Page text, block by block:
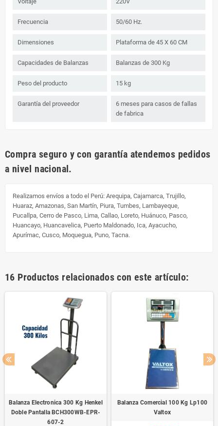
Frecuencia 50/60 Hz.
Dimensiones Plataforma de 45 X 60 CM
Capacidades de Balanzas Balanzas de 300 Kg
Peso del producto 15 kg
Garantía del proveedor
6 meses para casos de fallas
de fabrica
Compra seguro y con garantía atendemos pedidos
a nivel nacional.
Realizamos envíos a todo el Perú: Arequipa, Cajamarca, Trujillo,
Huaraz, Amazonas, San Martín, Piura, Tumbes, Lambayeque,
Pucallpa, Cerro de Pasco, Lima, Callao, Loreto, Huánuco, Pasco,
Huancayo, Huancavelica, Puerto Maldonado, Ica, Ayacucho,
Apurímac, Cusco, Moquegua, Puno, Tacna.
16 Productos relacionados con este artículo:
Balanza Electronica 300 Kg Henkel
Doble Pantalla BCH300WB-EPR-
607-2
Balanza Comercial 100 Kg Lp100
Valtox